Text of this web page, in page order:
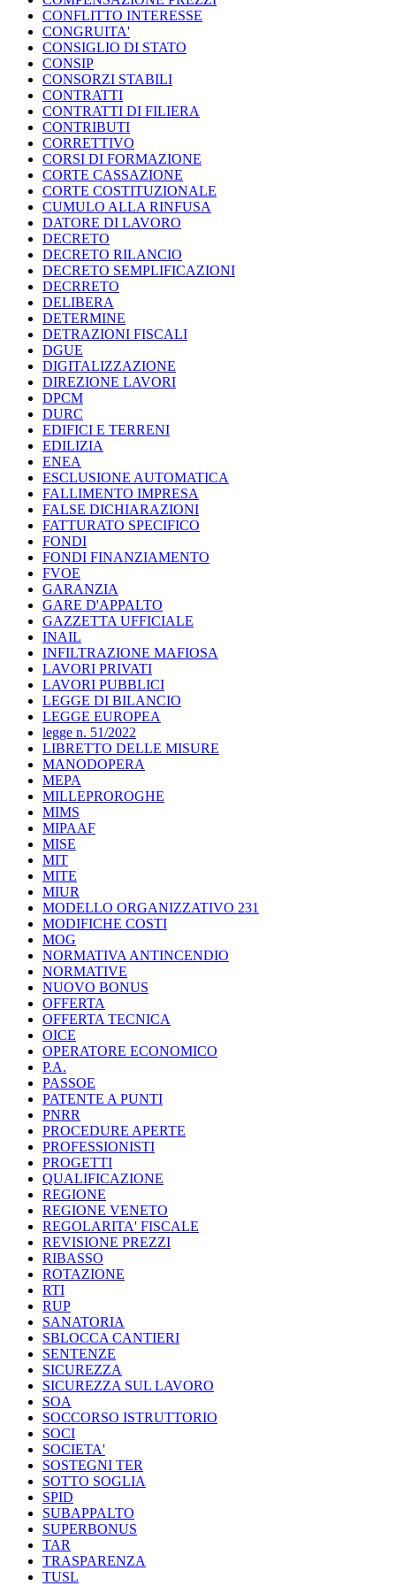
CONFLITTO INTERESSE
CONGRUITA'
CONSIGLIO DI STATO
CONSIP
CONSORZI STABILI
CONTRATTI
CONTRATTI DI FILIERA
CONTRIBUTI
CORRETTIVO
CORSI DI FORMAZIONE
CORTE CASSAZIONE
CORTE COSTITUZIONALE
CUMULO ALLA RINFUSA
DATORE DI LAVORO
DECRETO
DECRETO RILANCIO
DECRETO SEMPLIFICAZIONI
DECRRETO
DELIBERA
DETERMINE
DETRAZIONI FISCALI
DGUE
DIGITALIZZAZIONE
DIREZIONE LAVORI
DPCM
DURC
EDIFICI E TERRENI
EDILIZIA
ENEA
ESCLUSIONE AUTOMATICA
FALLIMENTO IMPRESA
FALSE DICHIARAZIONI
FATTURATO SPECIFICO
FONDI
FONDI FINANZIAMENTO
FVOE
GARANZIA
GARE D'APPALTO
GAZZETTA UFFICIALE
INAIL
INFILTRAZIONE MAFIOSA
LAVORI PRIVATI
LAVORI PUBBLICI
LEGGE DI BILANCIO
LEGGE EUROPEA
legge n. 51/2022
LIBRETTO DELLE MISURE
MANODOPERA
MEPA
MILLEPROROGHE
MIMS
MIPAAF
MISE
MIT
MITE
MIUR
MODELLO ORGANIZZATIVO 231
MODIFICHE COSTI
MOG
NORMATIVA ANTINCENDIO
NORMATIVE
NUOVO BONUS
OFFERTA
OFFERTA TECNICA
OICE
OPERATORE ECONOMICO
P.A.
PASSOE
PATENTE A PUNTI
PNRR
PROCEDURE APERTE
PROFESSIONISTI
PROGETTI
QUALIFICAZIONE
REGIONE
REGIONE VENETO
REGOLARITA' FISCALE
REVISIONE PREZZI
RIBASSO
ROTAZIONE
RTI
RUP
SANATORIA
SBLOCCA CANTIERI
SENTENZE
SICUREZZA
SICUREZZA SUL LAVORO
SOA
SOCCORSO ISTRUTTORIO
SOCI
SOCIETA'
SOSTEGNI TER
SOTTO SOGLIA
SPID
SUBAPPALTO
SUPERBONUS
TAR
TRASPARENZA
TUSL